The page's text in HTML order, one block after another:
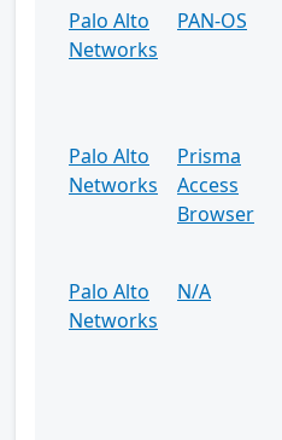
Palo Alto
Networks
PAN-OS
Palo Alto
Networks
Prisma
Access
Browser
Palo Alto
Networks
N/A